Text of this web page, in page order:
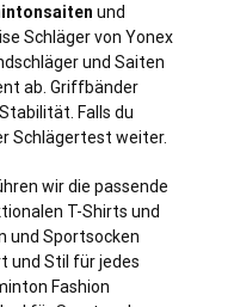
und
Schläger von Yonex
und Saiten
ab. Griffbänder
Falls du
Schlägertest weiter.
wir die passende
T-Shirts und
und Sportsocken
und Stil für jedes
Fashion